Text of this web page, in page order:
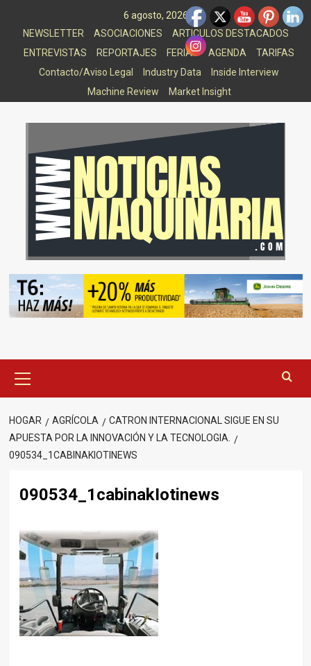
6 agosto, 2026
NEWSLETTER
ASOCIACIONES
ARTICULOS DESTACADOS
ENTREVISTAS
REPORTAJES FERIAS AGENDA
TARIFAS
Contacto/Aviso Legal
Industry Data
Inside Interview
Machine Review
Market Insight
principal
HOGAR AGRÍCOLA
CATRON INTERNACIONAL SIGUE EN SU
APUESTA POR LA INNOVACIÓN Y LA TECNOLOGIA.
090534_1CABINAKIOTINEWS
090534_1cabinakIotinews